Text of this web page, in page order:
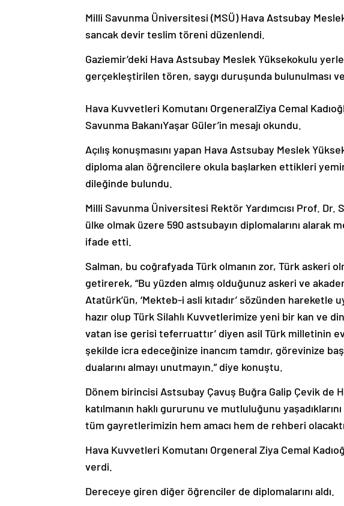
Milli Savunma Üniversitesi (MSÜ) Hava Astsubay
sancak devir teslim töreni düzenlendi.
Gaziemir’deki Hava Astsubay Meslek Yüksekokulu
gerçekleştirilen tören, saygı duruşunda bulunulması ve
Hava Kuvvetleri Komutanı OrgeneralZiya Cemal
Savunma BakanıYaşar Güler’in mesajı okundu.
Açılış konuşmasını yapan Hava Astsubay Meslek
diploma alan öğrencilere okula başlarken ettikleri
dileğinde bulundu.
Milli Savunma Üniversitesi Rektör Yardımcısı Prof. Dr.
ülke olmak üzere 590 astsubayın diplomalarını alarak
ifade etti.
Salman, bu coğrafyada Türk olmanın zor, Türk askeri
getirerek, “Bu yüzden almış olduğunuz askeri ve
Atatürk’ün, ‘Mekteb-i asli kıtadır’ sözünden hareketle
hazır olup Türk Silahlı Kuvvetlerimize yeni bir kan ve
vatan ise gerisi teferruattır’ diyen asil Türk milletinin
şekilde icra edeceğinize inancım tamdır, görevinize
dualarını almayı unutmayın.” diye konuştu.
Dönem birincisi Astsubay Çavuş Buğra Galip Çevik de
katılmanın haklı gururunu ve mutluluğunu
tüm gayretlerimizin hem amacı hem de rehberi
Hava Kuvvetleri Komutanı Orgeneral Ziya Cemal
verdi.
Dereceye giren diğer öğrenciler de diplomalarını aldı.